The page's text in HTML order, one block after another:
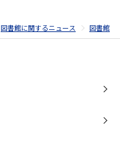
図書館に関するニュース 図書館